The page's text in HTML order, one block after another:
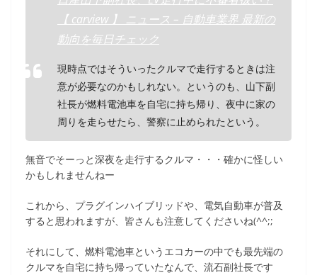
【 carview 】 ニュース – 自動車業界 最新の
動向を毎日チェック
現時点ではそういったクルマで走行するときは注
意が必要なのかもしれない。というのも、山下副
社長が燃料電池車を自宅に持ち帰り、夜中に家の
周りを走らせたら、警察に止められたという。
無音でそーっと深夜を走行するクルマ・・・確かに怪しい
かもしれませんねー
これから、プラグインハイブリッドや、電気自動車が普及
すると思われますが、皆さんも注意してくださいね(^^;;
それにして、燃料電池車というエコカーの中でも最先端の
クルマを自宅に持ち帰っていたなんで、流石副社長です